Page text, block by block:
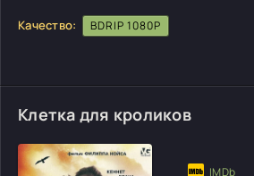
Качество: BDRIP 1080P
Клетка для кроликов